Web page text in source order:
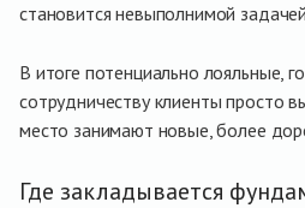
становится невыполнимой
В итоге потенциально лояльные,
сотрудничеству клиенты просто
место занимают новые, более
Где закладывается